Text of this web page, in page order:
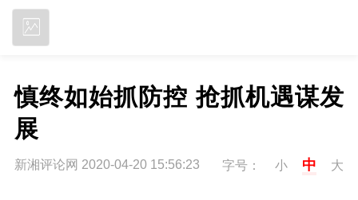
慎终如始抓防控 抢抓机遇谋发
展
新湘评论网 2020-04-20 15:56:23 字号： 小 中 大